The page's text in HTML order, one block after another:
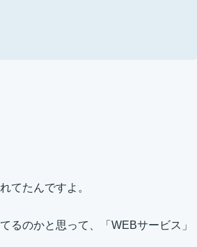
てたんですよ。
るのかと思って、「WEBサービス」